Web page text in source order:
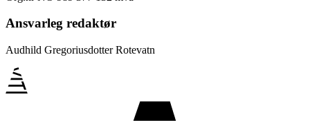
Ansvarleg redaktør
Audhild Gregoriusdotter Rotevatn